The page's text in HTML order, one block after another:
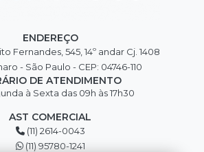
ENDEREÇO
Fernandes, 545, 14º andar Cj. 1408
- São Paulo - CEP: 04746-110
DE ATENDIMENTO
à Sexta das 09h às 17h30
AST COMERCIAL
(11) 2614-0043
(11) 95780-1241